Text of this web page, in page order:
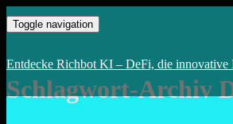
Inhalt
KI-Trading mit
kopiere erfolgreiche Wallets von den DeFi
Toggle navigation
Entdecke Richbot KI – DeFi, die
Schlagwort-Archiv